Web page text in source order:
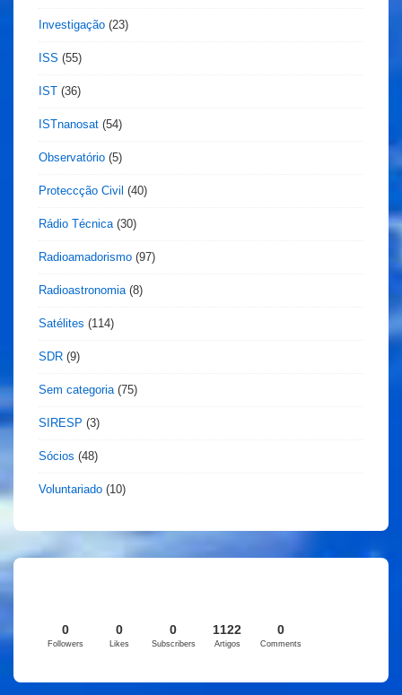
Investigação (23)
ISS (55)
IST (36)
ISTnanosat (54)
Observatório (5)
Proteccção Civil (40)
Rádio Técnica(30)
Radioamadorismo (97)
Radioastronomia(8)
Satélites (114)
SDR (9)
Sem categoria(75)
SIRESP (3)
Sócios (48)
Voluntariado (10)
0
Followers
0
Likes
0
Subscribers
1122
Artigos
0
Comments